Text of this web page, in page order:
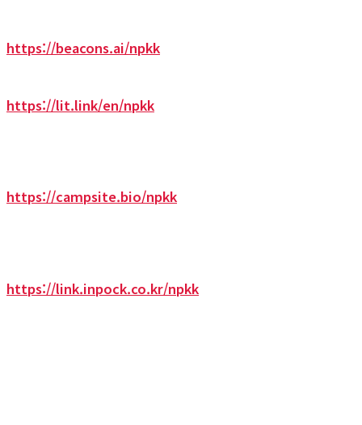
https://beacons.ai/npkk
https://lit.link/en/npkk
https://campsite.bio/npkk
https://link.inpock.co.kr/npkk